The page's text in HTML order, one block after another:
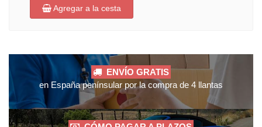
Agregar a la cesta
ENVÍO GRATIS
en España penínsular por la compra de 4 llantas